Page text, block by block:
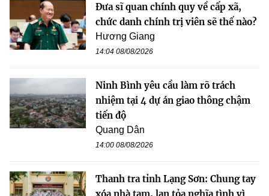
Đưa sĩ quan chính quy về cấp xã,
chức danh chính trị viên sẽ thế nào?
Hương Giang
14:04 08/08/2026
Ninh Bình yêu cầu làm rõ trách
nhiệm tại 4 dự án giao thông chậm
tiến độ
Quang Dân
14:00 08/08/2026
Thanh tra tỉnh Lạng Sơn: Chung tay
xóa nhà tạm, lan tỏa nghĩa tình vì